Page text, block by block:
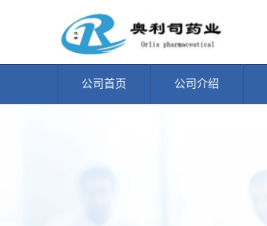
公司首页 公司介绍